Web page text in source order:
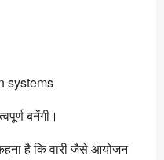
systems
बनेंगी।
है कि वारी जैसे आयोजन